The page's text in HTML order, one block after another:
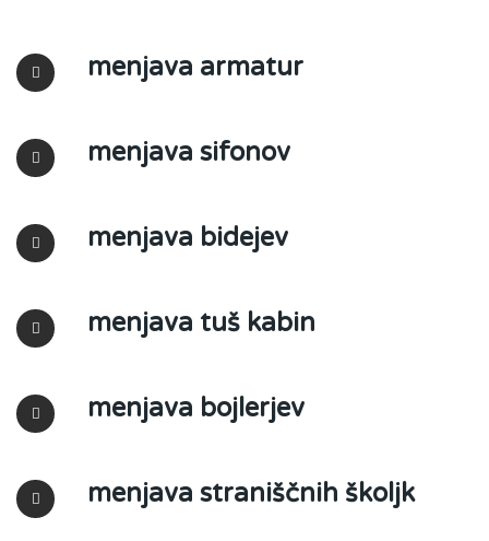
menjava armatur
menjava sifonov
menjava bidejev
menjava tuš kabin
menjava bojlerjev
menjava straniščnih školjk